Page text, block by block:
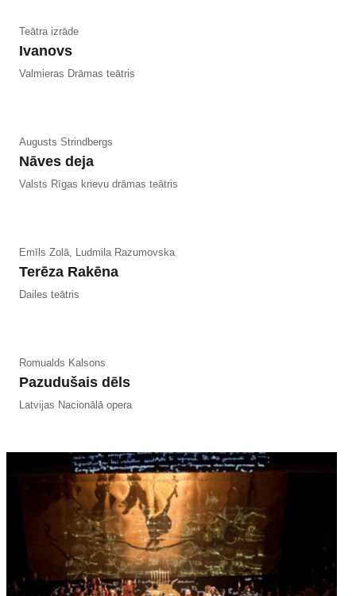
Teātra izrāde
Ivanovs
Valmieras Drāmas teātris
Augusts Strindbergs
Nāves deja
Valsts Rīgas krievu drāmas teātris
Emīls Zolā, Ludmila Razumovska
Terēza Rakēna
Dailes teātris
Romualds Kalsons
Pazudušais dēls
Latvijas Nacionālā opera